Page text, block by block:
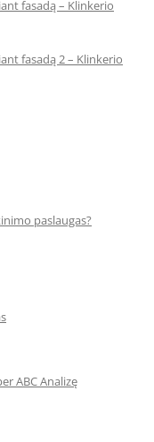
fasadą – Klinkerio
fasadą 2 – Klinkerio
paslaugas?
ABC Analizę